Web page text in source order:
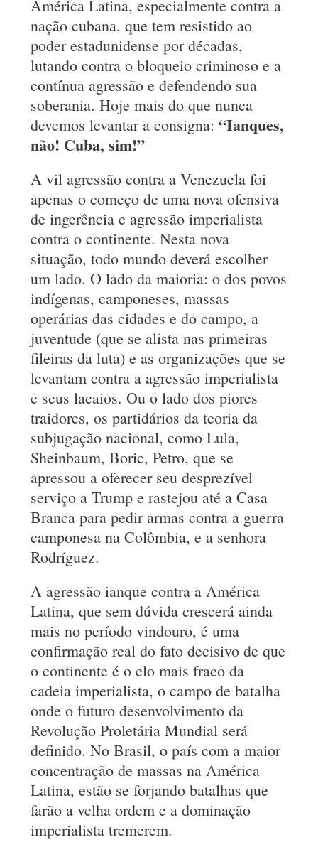
América Latina, especialmente contra a
nação cubana, que tem resistido ao
poder estadunidense por décadas,
lutando contra o bloqueio criminoso e a
contínua agressão e defendendo sua
soberania. Hoje mais do que nunca
devemos levantar a consigna:“Ianques,
não! Cuba, sim!”
A vil agressão contra a Venezuela foi
apenas o começo de uma nova ofensiva
de ingerência e agressão imperialista
contra o continente. Nesta nova
situação, todo mundo deverá escolher
um lado. O lado da maioria: o dos povos
indígenas, camponeses, massas
operárias das cidades e do campo, a
juventude (que se alista nas primeiras
fileiras da luta) e as organizações que se
levantam contra a agressão imperialista
e seus lacaios. Ou o lado dos piores
traidores, os partidários da teoria da
subjugação nacional, como Lula,
Sheinbaum, Boric, Petro, que se
apressou a oferecer seu desprezível
serviço a Trump e rastejou até a Casa
Branca para pedir armas contra a guerra
camponesa na Colômbia, e a senhora
Rodríguez.
A agressão ianque contra a América
Latina, que sem dúvida crescerá ainda
mais no período vindouro, é uma
confirmação real do fato decisivo de que
o continente é o elo mais fraco da
cadeia imperialista, o campo de batalha
onde o futuro desenvolvimento da
Revolução Proletária Mundial será
definido. No Brasil, o país com a maior
concentração de massas na América
Latina, estão se forjando batalhas que
farão a velha ordem e a dominação
imperialista tremerem.